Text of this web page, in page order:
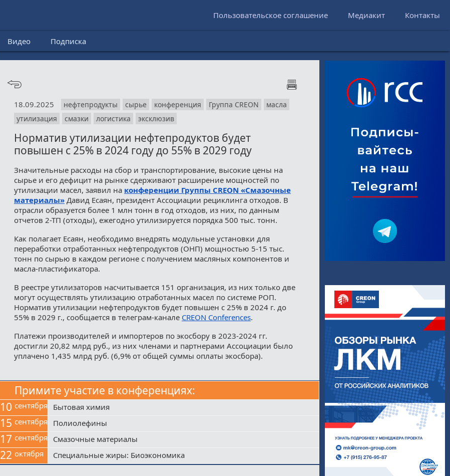
Пользовательское соглашение Медиакит Контакты
Видео Подписка
18.09.2025 нефтепродукты сырье конференция Группа CREON
масла
утилизация
смазки логистика эксклюзив
Норматив утилизации нефтепродуктов будет
повышен с 25% в 2024 году до 55% в 2029 году
Значительные расходы на сбор и транспортирование, высокие цены на
сырье и его дефицит на рынке сдерживают расширение мощностей по
утилизации масел, заявил на конференции Группы CREON «Смазочные
материалы»Давид Есаян, президент Ассоциации рециклинга отходов. В
отрасли образуется более 1 млн тонн в год отходов, из них, по данным
отчетов 2-ТП (отходы), ежегодно утилизируется порядка 500 тыс. тонн.
Как полагает Есаян, необходимо внедрять модульные установки для
переработки отработанных нефтепродуктов (ОНП) мощностью 5-15 тыс.
тонн по сырью в каждом регионе с получением масляных компонентов и
масла-пластификатора.
В реестре утилизаторов насчитывается 151 организация, из них только две
могут осуществлять утилизацию отработанных масел по системе РОП.
Норматив утилизации нефтепродуктов будет повышен с 25% в 2024 г. до
55% в 2029 г., сообщается в телеграм-канале CREON Conferences.
Платежи производителей и импортеров по экосбору в 2023-2024 гг.
достигли 20,82 млрд руб., из них членами и партнерами Ассоциации было
уплачено 1,435 млрд руб. (6,9% от общей суммы оплаты экосбора).
Примите участие в конференциях:
10 сентября Бытовая химия
15 сентября Полиолефины
17 сентября Смазочные материалы
22 октября Специальные жиры: Биоэкономика